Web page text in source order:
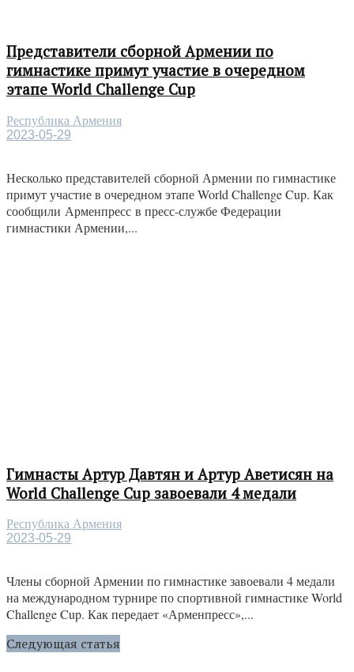
Представители сборной Армении по
гимнастике примут участие в очередном
этапе World Challenge Cup
Республика Армения
2023-05-29
Несколько представителей сборной Армении по гимнастике
примут участие в очередном этапе World Challenge Cup. Как
сообщили Арменпресс в пресс-службе Федерации
гимнастики Армении,...
Гимнасты Артур Давтян и Артур Аветисян на
World Challenge Cup завоевали 4 медали
Республика Армения
2023-05-29
Члены сборной Армении по гимнастике завоевали 4 медали
на международном турнире по спортивной гимнастике World
Challenge Cup. Как передает «Арменпресс»,...
Следующая статья